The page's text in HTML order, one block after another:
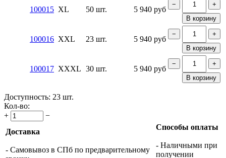
100015 XL 50 шт. 5 940 руб
−
+
В корзину
100016 XXL 23 шт. 5 940 руб
−
+
В корзину
100017 XXXL 30 шт. 5 940 руб
−
+
В корзину
Доступность: 23 шт.
Кол-во:
+
−
Доставка
- Самовывоз в СПб по предварительному
Способы оплаты
- Наличными при
получении